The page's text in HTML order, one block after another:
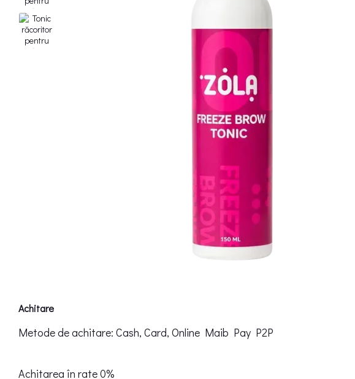
Achitare
Metode de achitare: Cash, Card, Online Maib Pay P2P
Achitarea în rate 0%